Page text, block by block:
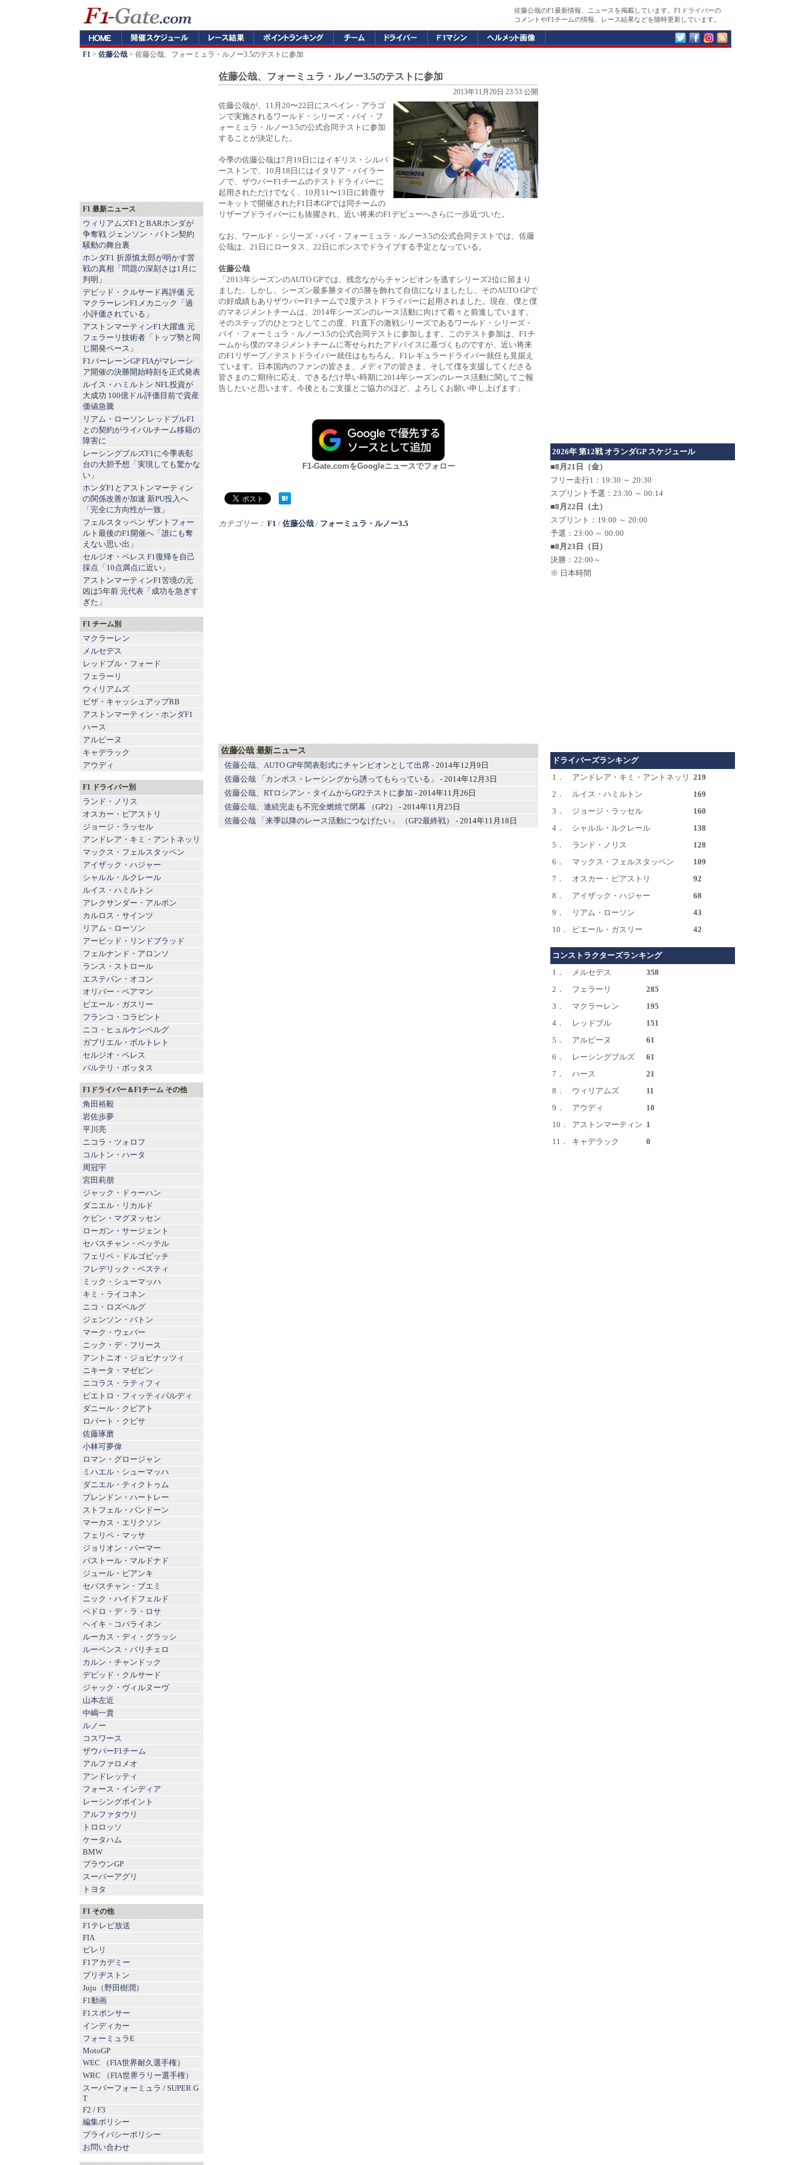
佐藤公哉のF1最新情報、ニュースを掲載しています。F1ドライバーの
コメントやF1チームの情報、レース結果などを随時更新しています。
F1 > 佐藤公哉 > 佐藤公哉、フォーミュラ・ルノー3.5のテストに参加
佐藤公哉、フォーミュラ・ルノー3.5のテストに参加
2013年11月20日 23:53 公開
佐藤公哉が、11月20〜22日にスペイン・アラゴ
ンで実施されるワールド・シリーズ・バイ・フ
ォーミュラ・ルノー3.5の公式合同テストに参加
することが決定した。
今季の佐藤公哉は7月19日にはイギリス・シルバ
ーストンで、10月18日にはイタリア・バイラー
ノで、ザウバーF1チームのテストドライバーに
起用されただけでなく、10月11〜13日に鈴鹿サ
ーキットで開催されたF1日本GPでは同チームの
リザーブドライバーにも抜擢され、近い将来のF1デビューへさらに一歩近づいた。
なお、ワールド・シリーズ・バイ・フォーミュラ・ルノー3.5の公式合同テストでは、佐藤
公哉は、21日にロータス、22日にポンスでドライブする予定となっている。
佐藤公哉
「2013年シーズンのAUTO GPでは、残念ながらチャンピオンを逃すシリーズ2位に留まり
ました。しかし、シーズン最多勝タイの5勝を飾れて自信になりましたし、そのAUTO GPで
の好成績もありザウバーF1チームで2度テストドライバーに起用されました。現在、僕と僕
のマネジメントチームは、2014年シーズンのレース活動に向けて着々と前進しています。
そのステップのひとつとしてこの度、F1直下の激戦シリーズであるワールド・シリーズ・
バイ・フォーミュラ・ルノー3.5の公式合同テストに参加します。このテスト参加は、F1チ
ームから僕のマネジメントチームに寄せられたアドバイスに基づくものですが、近い将来
のF1リザーブ／テストドライバー就任はもちろん、F1レギュラードライバー就任も見据え
ています。日本国内のファンの皆さま、メディアの皆さま、そして僕を支援してくださる
皆さまのご期待に応え、できるだけ早い時期に2014年シーズンのレース活動に関してご報
告したいと思います。今後ともご支援とご協力のほど、よろしくお願い申し上げます」
F1-Gate.comをGoogleニュースでフォロー
カテゴリー： F1 / 佐藤公哉 / フォーミュラ・ルノー3.5
佐藤公哉 最新ニュース
佐藤公哉、AUTO GP年間表彰式にチャンピオンとして出席 - 2014年12月9日
佐藤公哉 「カンポス・レーシングから誘ってもらっている」
- 2014年12月3日
佐藤公哉、RTロシアン・タイムからGP2テストに参加 - 2014年11月26日
佐藤公哉、連続完走も不完全燃焼で閉幕 （GP2）
- 2014年11月25日
佐藤公哉 「来季以降のレース活動につなげたい」 （GP2最終戦）
- 2014年11月18日
F1 最新ニュース
ウィリアムズF1とBARホンダが
争奪戦 ジェンソン・バトン契約
騒動の舞台裏
ホンダF1 折原慎太郎が明かす苦
戦の真相「問題の深刻さは1月に
判明」
デビッド・クルサード再評価 元
マクラーレンF1メカニック「過
小評価されている」
アストンマーティンF1大躍進 元
フェラーリ技術者「トップ勢と同
じ開発ペース」
F1バーレーンGP FIAがマレーシ
ア開催の決勝開始時刻を正式発表
ルイス・ハミルトン NFL投資が
大成功 100億ドル評価目前で資産
価値急騰
リアム・ローソン レッドブルF1
との契約がライバルチーム移籍の
障害に
レーシングブルズF1に今季表彰
台の大胆予想「実現しても驚かな
い」
ホンダF1とアストンマーティン
の関係改善が加速 新PU投入へ
「完全に方向性が一致」
フェルスタッペン ザントフォー
ルト最後のF1開催へ「誰にも奪
えない思い出」
セルジオ・ペレス F1復帰を自己
採点「10点満点に近い」
アストンマーティンF1苦境の元
凶は5年前 元代表「成功を急ぎす
ぎた」
F1 チーム別
マクラーレン
メルセデス
レッドブル ・ フォード
フェラーリ
ウィリアムズ
ビザ・キャッシュアップRB
アストンマーティン ・ ホンダF1
ハース
アルピーヌ
キャデラック
アウディ
F1 ドライバー別
ランド・ノリス
オスカー・ピアストリ
ジョージ・ラッセル
アンドレア・キミ・アントネッリ
マックス・フェルスタッペン
アイザック・ハジャー
シャルル・ルクレール
ルイス・ハミルトン
アレクサンダー・アルボン
カルロス・サインツ
リアム・ローソン
アービッド・リンドブラッド
フェルナンド・アロンソ
ランス・ストロール
エステバン・オコン
オリバー・ベアマン
ピエール・ガスリー
フランコ・コラピント
ニコ・ヒュルケンベルグ
ガブリエル・ボルトレト
セルジオ・ペレス
バルテリ・ボッタス
F1ドライバー＆F1チーム その他
角田裕毅
岩佐歩夢
平川亮
ニコラ・ツォロフ
コルトン・ハータ
周冠宇
宮田莉朋
ジャック・ドゥーハン
ダニエル・リカルド
ケビン・マグヌッセン
ローガン・サージェント
セバスチャン・ベッテル
フェリペ・ドルゴビッチ
フレデリック・ベスティ
ミック・シューマッハ
キミ・ライコネン
ニコ・ロズベルグ
ジェンソン・バトン
マーク・ウェバー
ニック・デ・フリース
アントニオ・ジョビナッツィ
ニキータ・マゼピン
ニコラス・ラティフィ
ピエトロ・フィッティパルディ
ダニール・クビアト
ロバート・クビサ
佐藤琢磨
小林可夢偉
ロマン・グロージャン
ミハエル・シューマッハ
ダニエル・ティクトゥム
ブレンドン・ハートレー
ストフェル・バンドーン
マーカス・エリクソン
フェリペ・マッサ
ジョリオン・パーマー
パストール・マルドナド
ジュール・ビアンキ
セバスチャン・ブエミ
ニック・ハイドフェルド
ペドロ・デ・ラ・ロサ
ヘイキ・コバライネン
ルーカス・ディ・グラッシ
ルーベンス・バリチェロ
カルン・チャンドック
デビッド・クルサード
ジャック・ヴィルヌーヴ
山本左近
中嶋一貴
ルノー
コスワース
ザウバーF1チーム
アルファロメオ
アンドレッティ
フォース・インディア
レーシングポイント
アルファタウリ
トロロッソ
ケータハム
BMW
ブラウンGP
スーパーアグリ
トヨタ
F1 その他
F1テレビ放送
FIA
ピレリ
F1アカデミー
ブリヂストン
Juju（野田樹潤）
F1動画
F1スポンサー
インディカー
フォーミュラE
MotoGP
WEC （FIA世界耐久選手権）
WRC （FIA世界ラリー選手権）
スーパーフォーミュラ / SUPER G
T
F2 / F3
編集ポリシー
プライバシーポリシー
お問い合わせ
2026年 第12戦 オランダGP スケジュール
■8月21日（金）
フリー走行1：19:30 ～ 20:30
スプリント予選：23:30 ～ 00:14
■8月22日（土）
スプリント：19:00 ～ 20:00
予選：23:00 ～ 00:00
■8月23日（日）
決勝：22:00～
※ 日本時間
ドライバーズランキング
1．
アンドレア・キミ・アントネッリ 219
2．
ルイス・ハミルトン
169
3．
ジョージ・ラッセル
160
4．
シャルル・ルクレール
138
5．
ランド・ノリス
128
6．
マックス・フェルスタッペン
109
7．
オスカー・ピアストリ
92
8．
アイザック・ハジャー
68
9．
リアム・ローソン
43
10．
ピエール・ガスリー 42
コンストラクターズランキング
1．
メルセデス
358
2．
フェラーリ
285
3．
マクラーレン
195
4．
レッドブル
151
5．
アルピーヌ
61
6．
レーシングブルズ
61
7．
ハース
21
8．
ウィリアムズ
11
9．
アウディ
10
10．
アストンマーティン 1
11．
キャデラック 0